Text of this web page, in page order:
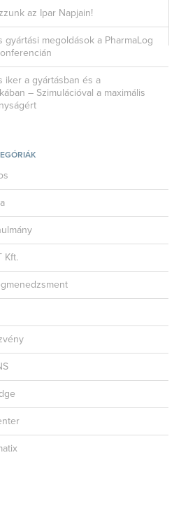
az Ipar Napjain!
gyártási megoldások a PharmaLog
iker a gyártásban és a
– Szimulációval a maximális
Kft.